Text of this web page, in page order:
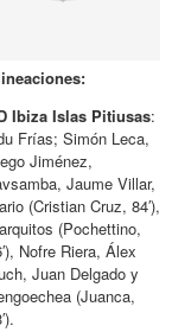
Ibiza Islas Pitiusas:
Frías; Simón Leca,
Jiménez,
Jaume Villar,
(Cristian Cruz, 84′),
(Pochettino,
Nofre Riera, Álex
Juan Delgado y
(Juanca,